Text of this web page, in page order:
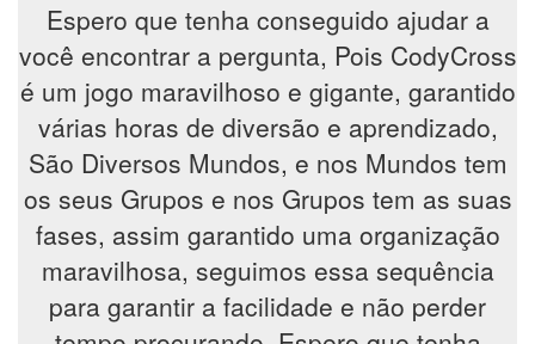
Espero que tenha conseguido ajudar a
você encontrar a pergunta, Pois CodyCross
é um jogo maravilhoso e gigante, garantido
várias horas de diversão e aprendizado,
São Diversos Mundos, e nos Mundos tem
os seus Grupos e nos Grupos tem as suas
fases, assim garantido uma organização
maravilhosa, seguimos essa sequência
para garantir a facilidade e não perder